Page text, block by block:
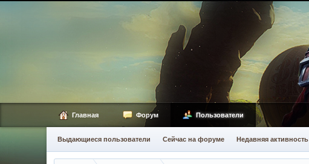
Главная Форум Пользователи
Выдающиеся пользователи Сейчас на форуме Недавняя активность